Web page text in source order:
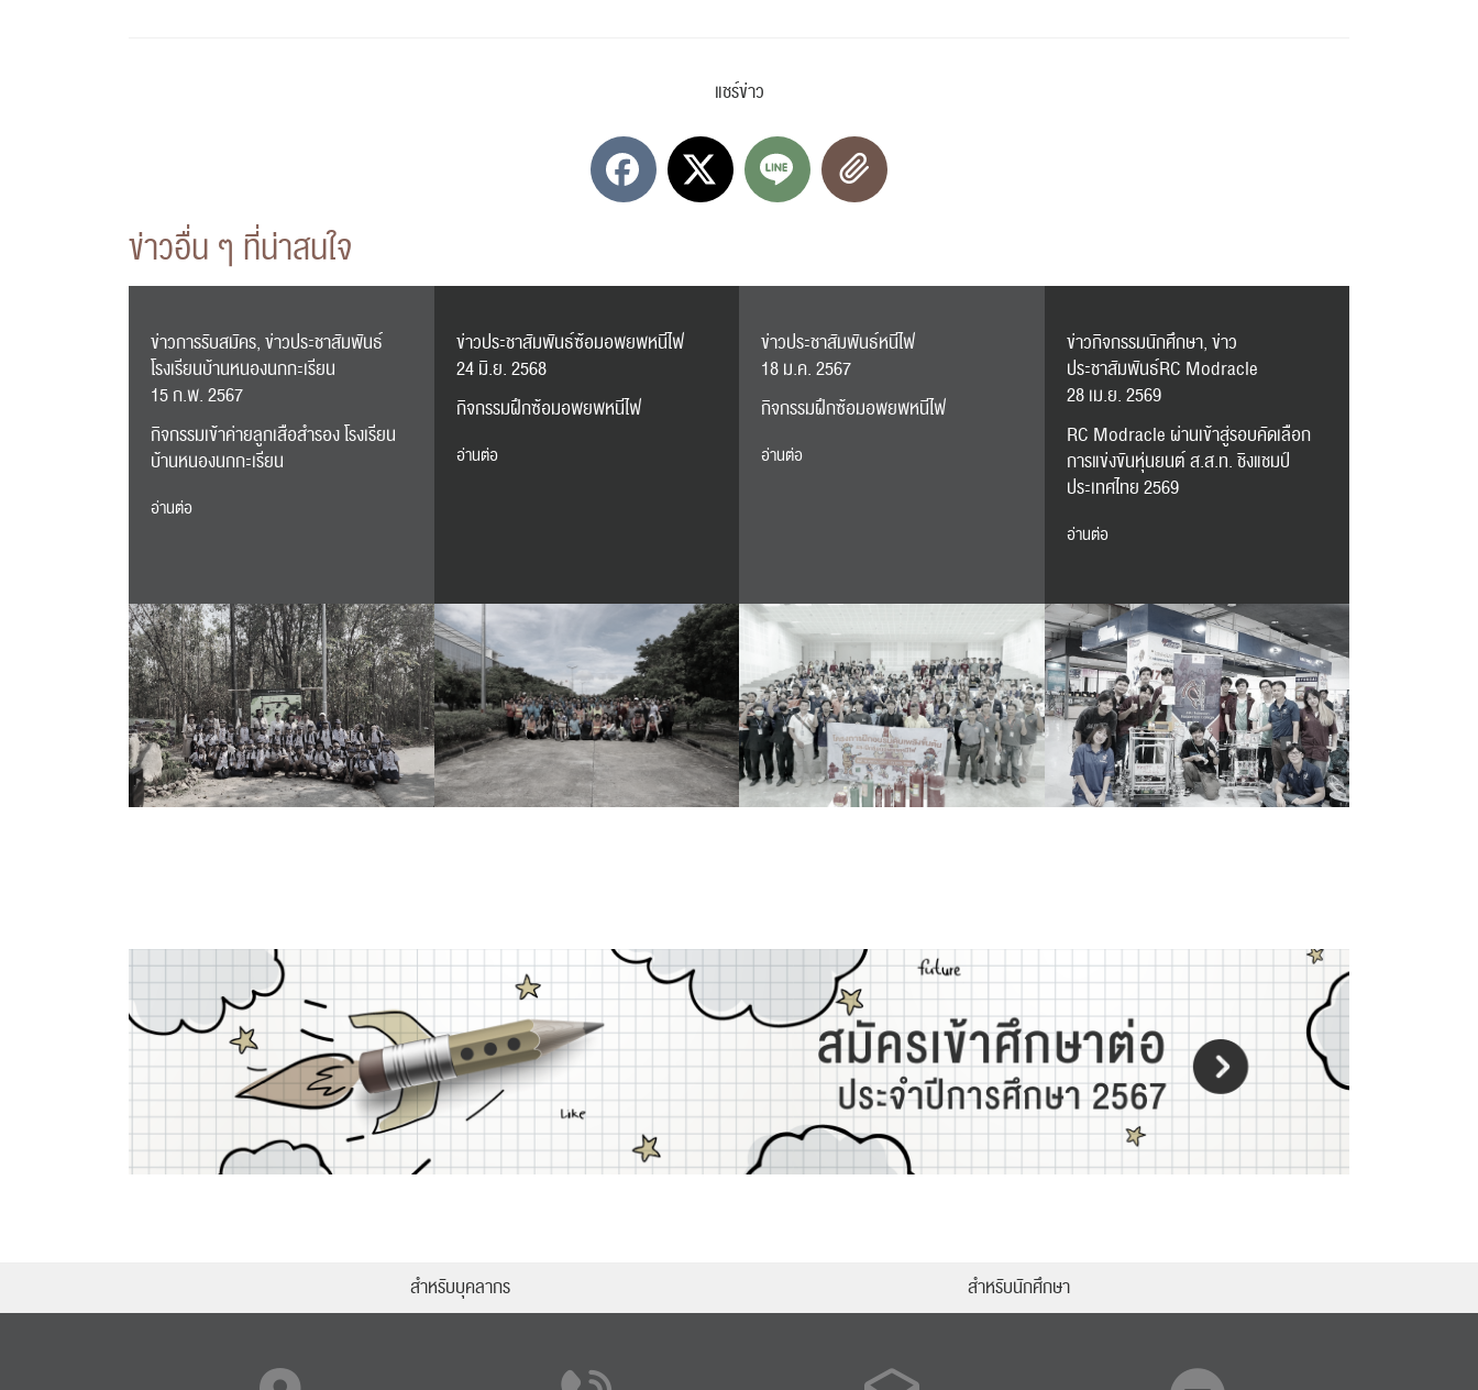
แชร์ข่าว
ข่าวอื่น ๆ ที่น่าสนใจ
ข่าวการรับสมัคร, ข่าวประชาสัมพันธ์
โรงเรียนบ้านหนองนกกะเรียน
15 ก.พ. 2567
กิจกรรมเข้าค่ายลูกเสือสำรอง โรงเรียน
บ้านหนองนกกะเรียน
อ่านต่อ
ข่าวประชาสัมพันธ์ซ้อมอพยพหนีไฟ
24 มิ.ย. 2568
กิจกรรมฝึกซ้อมอพยพหนีไฟ
อ่านต่อ
ข่าวประชาสัมพันธ์หนีไฟ
18 ม.ค. 2567
กิจกรรมฝึกซ้อมอพยพหนีไฟ​
อ่านต่อ
ข่าวกิจกรรมนักศึกษา, ข่าว
ประชาสัมพันธ์RC Modracle
28 เม.ย. 2569
RC Modracle ผ่านเข้าสู่รอบคัดเลือก
การแข่งขันหุ่นยนต์ ส.ส.ท. ชิงแชมป์
ประเทศไทย 2569
อ่านต่อ
สำหรับบุคลากร สำหรับนักศึกษา
ส่งข่าวประชาสัมพันธ์
ส่งข่าวประชาสัมพันธ์
RC Activity